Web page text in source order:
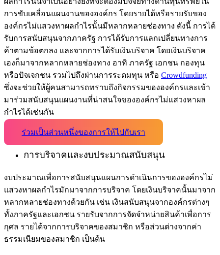
การขับเคลื่อนแผนงานขององค์กร โดยรายได้หรือรายรับของ
องค์กรไม่แสวงหาผลกำไรนั้นมีหลากหลายช่องทาง ดังนี้ การได้
รับการสนับสนุนจากภาครัฐ การได้รับการแลกเปลี่ยนทางการ
ค้าตามข้อตกลง และจากการได้รับเงินบริจาค โดยเงินบริจาค
เองก็มาจากหลากหลายช่องทาง อาทิ ภาครัฐ เอกชน กองทุน
หรือปัจเจกชน รวมไปถึงผ่านการระดมทุน หรือ Crowdfunding
ซึ่งจะช่วยให้ผู้คนสามารถทราบถึงกิจกรรมขององค์กรและเข้า
มาร่วมสนับสนุนแผนงานที่น่าสนใจขององค์กรไม่แสวงหาผล
กำไรได้เช่นกัน
ร่วมเป็นส่วนหนึ่งของการให้ไปกับเรา
การบริจาคและงบประมาณสนับสนุน
งบประมาณเพื่อการสนับสนุนแผนการดำเนินการขององค์กรไม่
แสวงหาผลกำไรมักมาจากการบริจาค โดยเงินบริจาคนั้นมาจาก
หลากหลายช่องทางด้วยกัน เช่น เงินสนับสนุนจากองค์กรต่างๆ
ทั้งภาครัฐและเอกชน รายรับจากการจัดจำหน่ายสินค้าเพื่อการ
กุศล รายได้จากการบริจาคของสมาชิก หรือส่วนต่างจากค่า
ธรรมเนียมของสมาชิก เป็นต้น